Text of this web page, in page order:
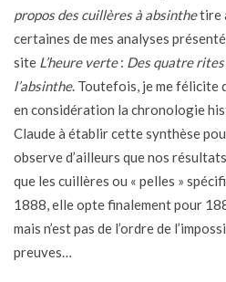
propos des cuillères à absinthetire
certaines de mes analyses
site L’heure verte: Des quatre
l’absinthe. Toutefois, je me félicite
en considération la chronologie
Claude à établir cette synthèse
observe d’ailleurs que nos
que les cuillères ou « pelles »
1888, elle opte finalement pour
mais n’est pas de l’ordre de
preuves…